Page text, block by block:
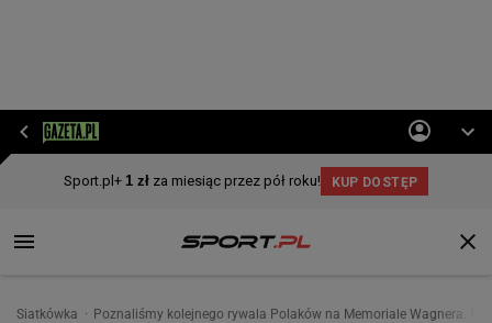
Siatkówka Poznaliśmy kolejnego rywala Polaków na Memoriale Wagnera.